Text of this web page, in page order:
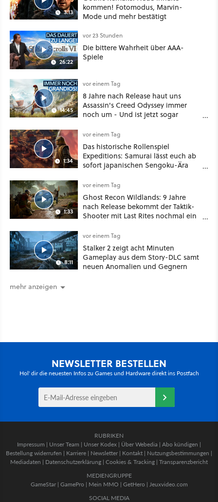
3:13
kommen! Fotomodus, Marvin-
Mode und mehr bestätigt
26:22
vor 23 Stunden
Die bittere Wahrheit über AAA-
Spiele
14:45
vor einem Tag
8 Jahre nach Release haut uns
Assassin's Creed Odyssey immer
noch um - Und ist jetzt sogar
1:34
vor einem Tag
Das historische Rollenspiel
Expeditions: Samurai lässt euch ab
sofort japanischen Sengoku-Ära
oder Diplomatie
1:33
vor einem Tag
Ghost Recon Wildlands: 9 Jahre
nach Release bekommt der Taktik-
Shooter mit Last Rites nochmal ein
8:11
vor einem Tag
Stalker 2 zeigt acht Minuten
Gameplay aus dem Story-DLC samt
neuen Anomalien und Gegnern
mehr anzeigen
NEWSLETTER BESTELLEN
Hol' dir die neuesten Infos zu Games und Hardware direkt ins Postfach
RUBRIKEN
Impressum | Unser Team | Unser Kodex | Über Webedia | Abo kündigen |
Bestellung widerrufen | Karriere | Newsletter | Kontakt | Nutzungsbestimmungen |
Mediadaten | Datenschutzerklärung | Cookies & Tracking | Transparenzbericht
MEDIENGRUPPE
GameStar| GamePro | Mein MMO | GetHero | Jeuxvideo.com
SOCIAL MEDIA